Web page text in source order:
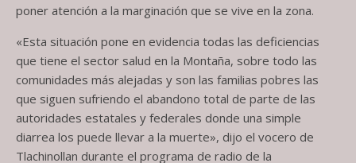
poner atención a la marginación que se vive en la zona.
«Esta situación pone en evidencia todas las deficiencias
que tiene el sector salud en la Montaña, sobre todo las
comunidades más alejadas y son las familias pobres las
que siguen sufriendo el abandono total de parte de las
autoridades estatales y federales donde una simple
diarrea los puede llevar a la muerte», dijo el vocero de
Tlachinollan durante el programa de radio de la